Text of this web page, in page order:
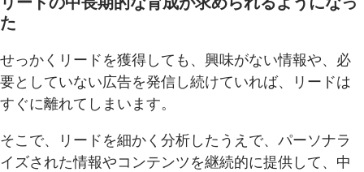
た
せっかくリードを獲得しても、興味がない情報や、必
要としていない広告を発信し続けていれば、リードは
すぐに離れてしまいます。
そこで、リードを細かく分析したうえで、パーソナラ
イズされた情報やコンテンツを継続的に提供して、中